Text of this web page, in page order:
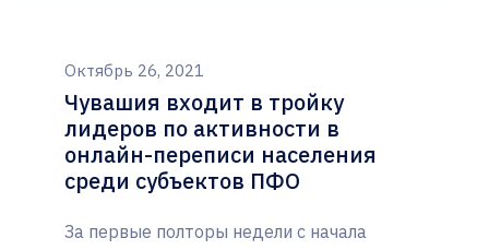
Октябрь 26, 2021
Чувашия входит в тройку
лидеров по активности в
онлайн-переписи населения
среди субъектов ПФО
За первые полторы недели с начала